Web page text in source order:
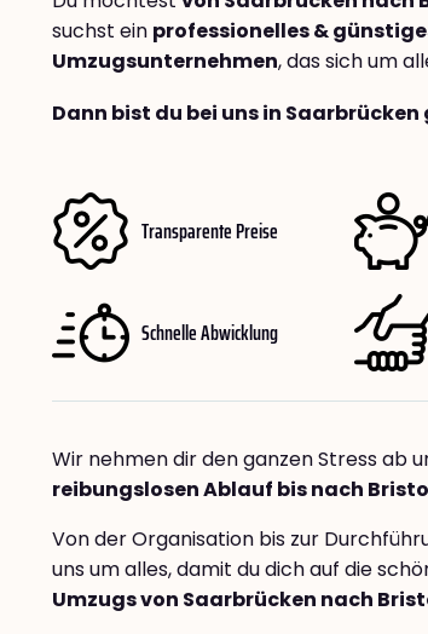
suchst ein professionelles &
Umzugsunternehmen, das sich um
Dann bist du bei uns in
Transparente Preise
Schnelle Abwicklung
Wir nehmen dir den ganzen Stress ab
reibungslosen Ablauf bis nach
Von der Organisation bis zur
uns um alles, damit du dich auf die
Umzugs von Saarbrücken nach